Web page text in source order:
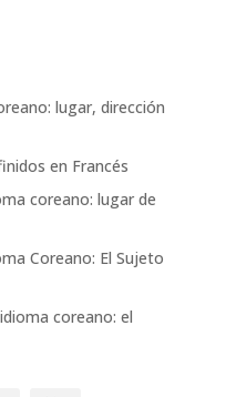
lugar, dirección
en Francés
coreano: lugar de
Coreano: El Sujeto
coreano: el